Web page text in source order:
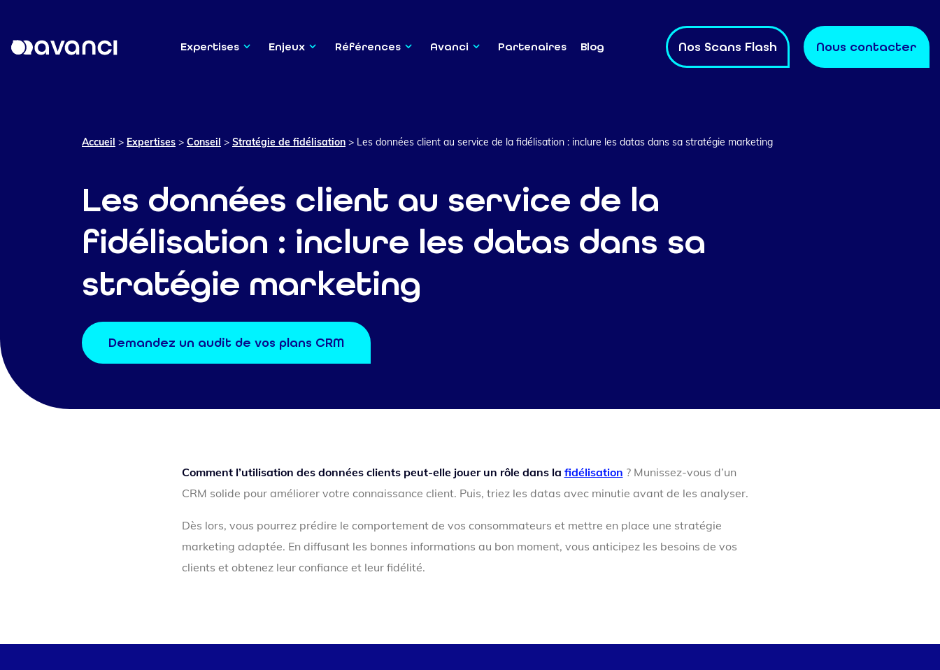
Expertises Enjeux Références Avanci Partenaires Blog Nos Scans Flash Nous contacter
Accueil > Expertises > Conseil > Stratégie de fidélisation > Les données client au service de la fidélisation : inclure les datas dans sa stratégie marketing
Les données client au service de la
fidélisation : inclure les datas dans sa
stratégie marketing
Demandez un audit de vos plans CRM
Comment l’utilisation des données clients peut-elle jouer un rôle dans la fidélisation ? Munissez-vous d’un
CRM solide pour améliorer votre connaissance client. Puis, triez les datas avec minutie avant de les analyser.
Dès lors, vous pourrez prédire le comportement de vos consommateurs et mettre en place une stratégie
marketing adaptée. En diffusant les bonnes informations au bon moment, vous anticipez les besoins de vos
clients et obtenez leur confiance et leur fidélité.